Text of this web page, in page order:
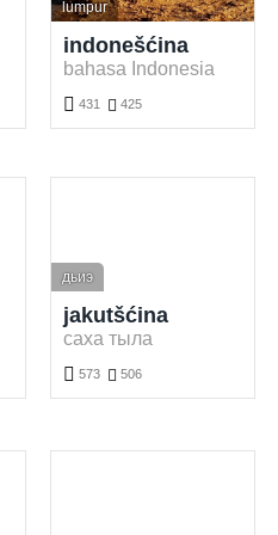
lumpur
indonešćina
bahasa Indonesia
 431  425
дьиэ
jakutšćina
саха тыла
 573  506